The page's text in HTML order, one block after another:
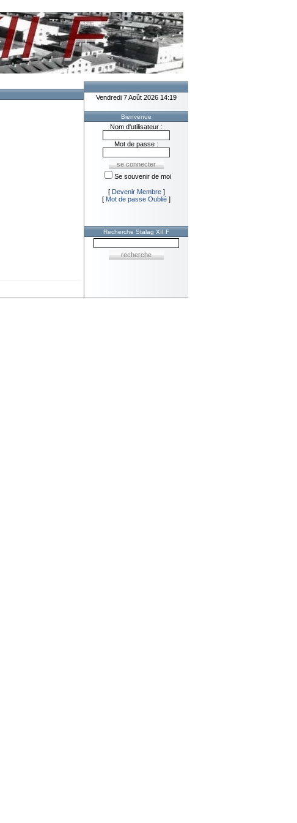
Vendredi 7 Août 2026 14:19
Bienvenue
Nom d'utilisateur :
Mot de passe :
Se souvenir de moi
[ Devenir Membre]
[ Mot de passe Oublié ]
Recherche Stalag XII F